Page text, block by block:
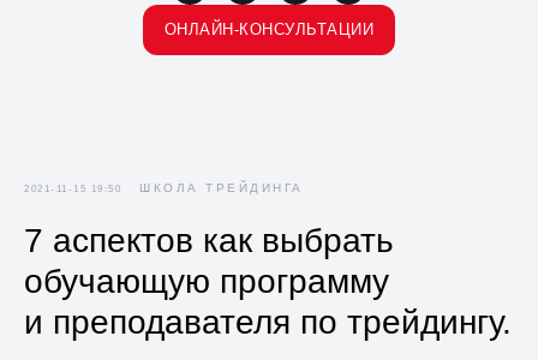
ОНЛАЙН-КОНСУЛЬТАЦИИ
2021-11-15 19:50 ШКОЛА ТРЕЙДИНГА
7 аспектов как выбрать
обучающую программу
и преподавателя по трейдингу.